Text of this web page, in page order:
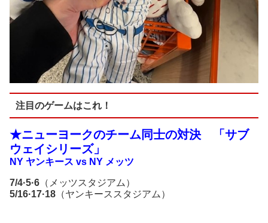
注目のゲームはこれ！
★ニューヨークのチーム同士の対決 「サブ
ウェイシリーズ」
NY ヤンキース vs NY メッツ
7/4·5·6 （メッツスタジアム）
5/16·17·18 （ヤンキーススタジアム）